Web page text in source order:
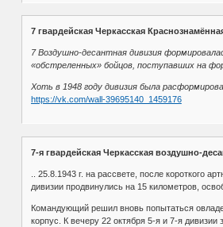
7 гвардейская Черкасская
7 Воздушно-десантная дивизия
«обстреленных» бойцов, поступавших на
Хоть в 1948 году дивизия была
https://vk.com/wall-39695140_1459176
7-я гвардейская Черкасская воздушно-
.. 25.8.1943 г. на рассвете, после короткого
дивизии продвинулись на 15 километров,
Командующий решил вновь попытаться
корпус. К вечеру 22 октября 5-я и 7-я